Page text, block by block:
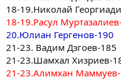
18-19.Николай
18-19.Расул
20.Юлиан Гергенов-190
21-23. Вадим Дзгоев-185
21-23.Шамхал Хизриев-
21-23.Алимхан